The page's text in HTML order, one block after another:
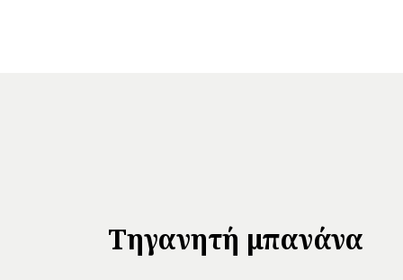
Τηγανητή μπανάνα